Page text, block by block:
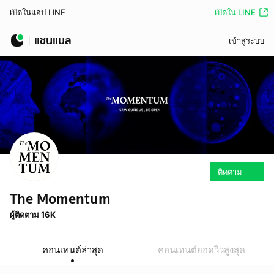
เปิดในแอป LINE เปิดใน LINE
แชนแนล เข้าสู่ระบบ
ติดตาม
The Momentum
ผู้ติดตาม 16K
คอนเทนต์ล่าสุด คอนเทนต์ยอดวิวสูงสุด